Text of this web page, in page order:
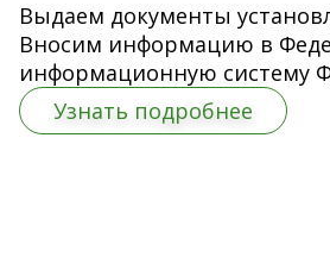
Выдаем документы
Вносим информацию в
информационную систему
Узнать подробнее